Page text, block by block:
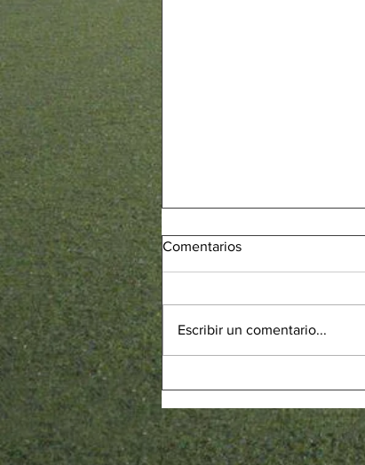
Comentarios
Escribir un comentario...